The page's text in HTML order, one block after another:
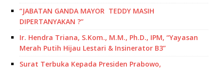
“JABATAN GANDA MAYOR TEDDY MASIH
DIPERTANYAKAN ?”
Ir. Hendra Triana, S.Kom., M.M., Ph.D., IPM, “Yayasan
Merah Putih Hijau Lestari & Insinerator B3”
Surat Terbuka Kepada Presiden Prabowo,